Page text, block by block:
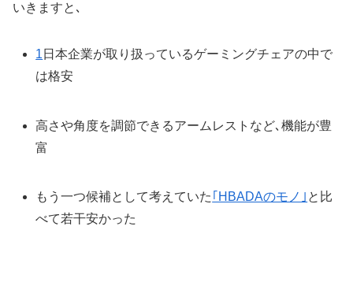
いきますと､
1 日本企業が取り扱っているゲーミングチェアの中で
は格安
高さや角度を調節できるアームレストなど､機能が豊
富
もう一つ候補として考えていた ｢HBADAのモノ｣ と比
べて若干安かった